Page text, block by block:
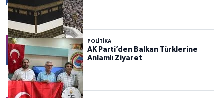
POLITIKA
AK Parti’den Balkan Türklerine
Anlamlı Ziyaret